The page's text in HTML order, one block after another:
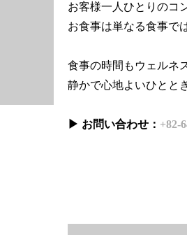
お客様一人ひとりのコ
お食事は単なる食事で
食事の時間もウェルネ
静かで心地よいひとと
▶ お問い合わせ： +82-